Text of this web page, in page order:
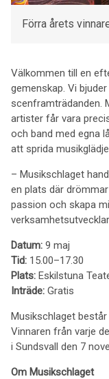
Förra årets
Välkommen till en
gemenskap. Vi
scenframträdanden.
artister får vara
och band med egna
att sprida
– Musikschlaget
en plats där
passion och skapa
Datum: 9 maj
Tid: 15.00–17.30
Plats: Eskilstuna
Inträde: Gratis
Musikschlaget
Vinnaren från varje
i Sundsvall den 7
Om Musikschlaget